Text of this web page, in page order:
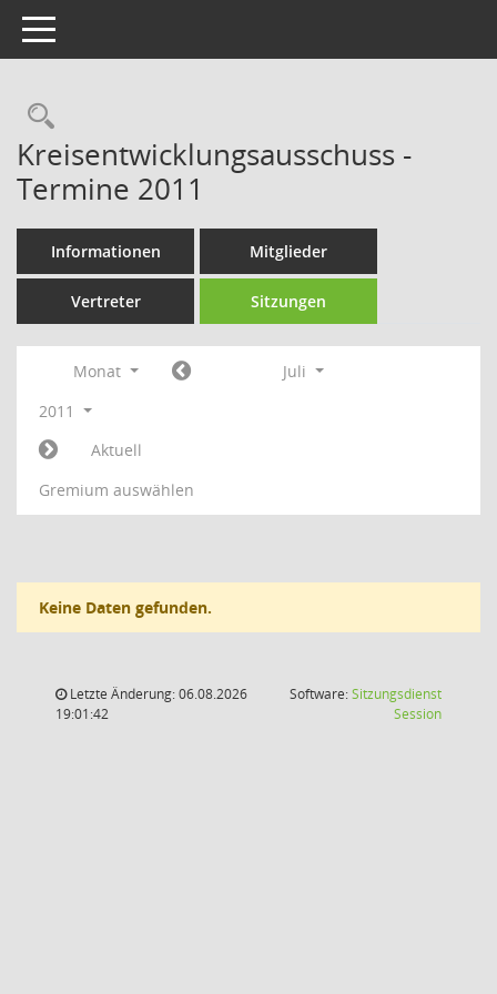
Toggle navigation
Rechercheauswahl
Kreisentwicklungsausschuss -
Termine 2011
Informationen Mitglieder
Vertreter Sitzungen
Monat
Juli
2011
Aktuell
Gremium auswählen
Keine Daten gefunden.
Letzte Änderung: 06.08.2026
19:01:42
Software:Sitzungsdienst
Session(Wird in